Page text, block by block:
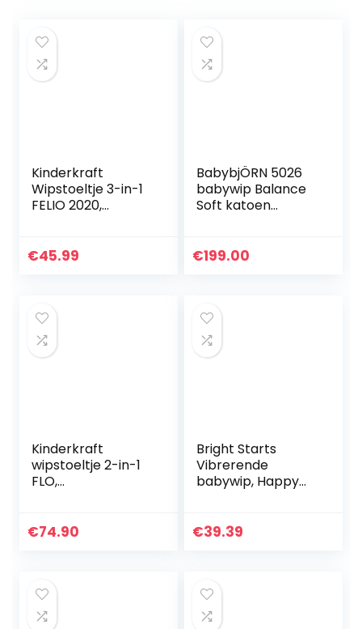
Kinderkraft
Wipstoeltje 3-in-1
FELIO 2020,
schommelstoel,
€45.99
BabybjÖRN 5026
babywip Balance
Soft katoen
€199.00
Kinderkraft
wipstoeltje 2-in-1
FLO,
schommelstoeltje
€74.90
Bright Starts
Vibrerende
babywip, Happy
volumeregeling,
€39.39